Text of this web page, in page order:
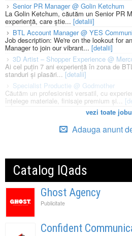
Senior PR Manager @ Golin Ketchum
La Golin Ketchum, căutăm un Senior PR
experiență, care știe... [detalii]
BTL Account Manager @ YES
Job description: We're on the lookout for
Manager to join our vibrant... [detalii]
3D Artist – Shopper Experience @
Ai cel puțin 7 ani experiență în zona de
standuri și plasări...[detalii]
Specialist Productie @ Godmother
Căutăm un profesionist versatil, cu
înțelege materiale, finisaje premium și...
vezi toate
Adauga anunt
Catalog IQads
Ghost Agency
Publicitate
Confident